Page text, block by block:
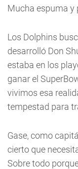
Mucha espuma y
Los Dolphins
desarrolló Don
estaba en los
ganar el
vivimos esa
tempestad para
Gase, como
cierto que
Sobre todo